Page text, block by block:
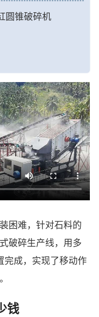
圆锥破碎机
困难，针对石料的
破碎生产线，用多
完成，实现了移动作
钱